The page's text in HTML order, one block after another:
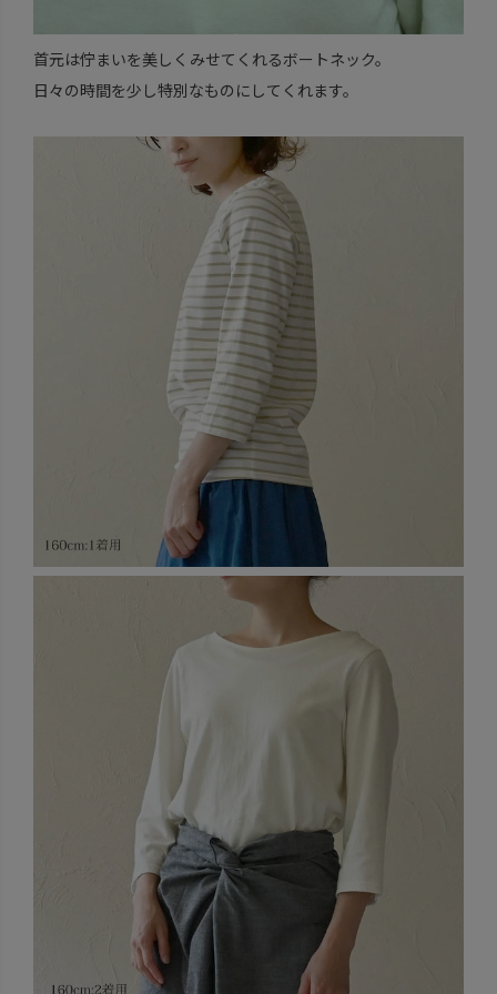
首元は佇まいを美しくみせてくれるボートネック。
日々の時間を少し特別なものにしてくれます。